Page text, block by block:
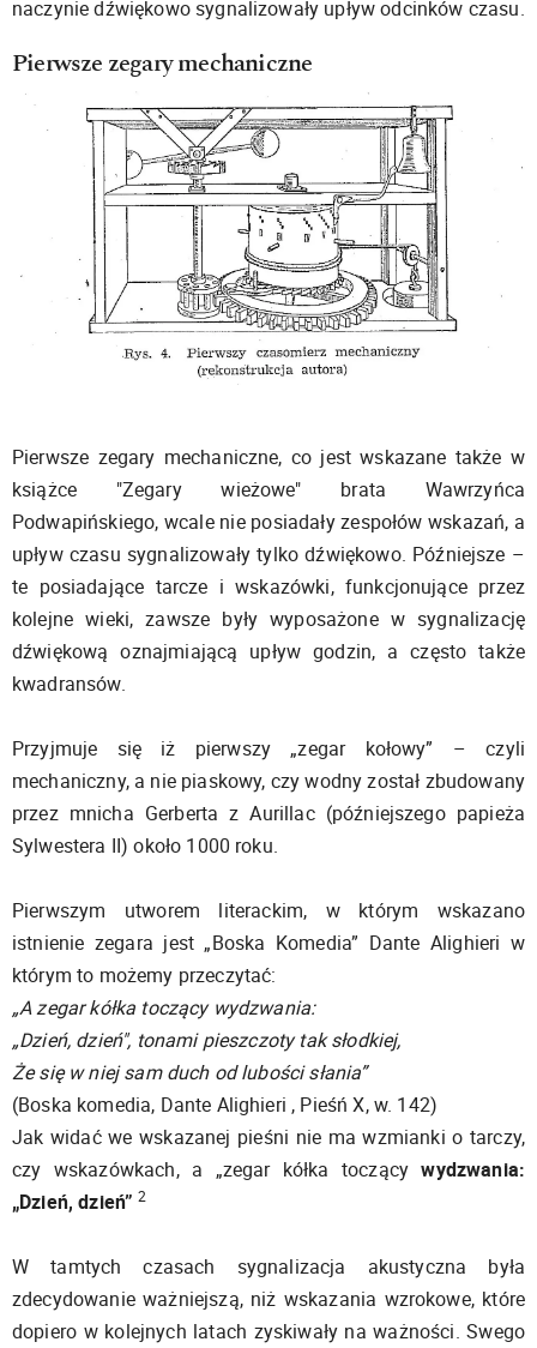
naczynie dźwiękowo sygnalizowały upływ odcinków czasu.
Pierwsze zegary mechaniczne
Pierwsze zegary mechaniczne, co jest wskazane także w
książce "Zegary wieżowe" brata Wawrzyńca
Podwapińskiego, wcale nie posiadały zespołów wskazań, a
upływ czasu sygnalizowały tylko dźwiękowo. Późniejsze –
te posiadające tarcze i wskazówki, funkcjonujące przez
kolejne wieki, zawsze były wyposażone w sygnalizację
dźwiękową oznajmiającą upływ godzin, a często także
kwadransów.
Przyjmuje się iż pierwszy „zegar kołowy” – czyli
mechaniczny, a nie piaskowy, czy wodny został zbudowany
przez mnicha Gerberta z Aurillac (późniejszego papieża
Sylwestera II) około 1000 roku.
Pierwszym utworem literackim, w którym wskazano
istnienie zegara jest „Boska Komedia” Dante Alighieri w
którym to możemy przeczytać:
„A zegar kółka toczący wydzwania:
„Dzień, dzień", tonami pieszczoty tak słodkiej,
Że się w niej sam duch od lubości słania”
(Boska komedia, Dante Alighieri , Pieśń X, w. 142)
Jak widać we wskazanej pieśni nie ma wzmianki o tarczy,
czy wskazówkach, a „zegar kółka toczącywydzwania:
„Dzień, dzień” 2
W tamtych czasach sygnalizacja akustyczna była
zdecydowanie ważniejszą, niż wskazania wzrokowe, które
dopiero w kolejnych latach zyskiwały na ważności. Swego